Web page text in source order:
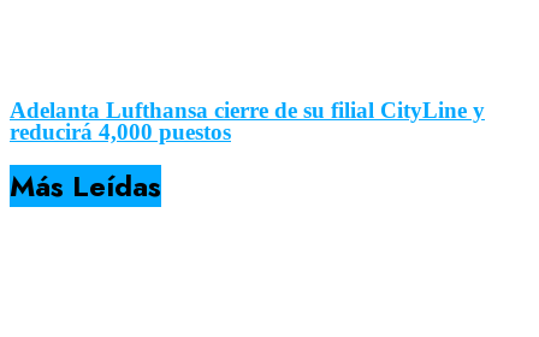
Adelanta Lufthansa cierre de su filial CityLine y
reducirá 4,000 puestos
Más Leídas